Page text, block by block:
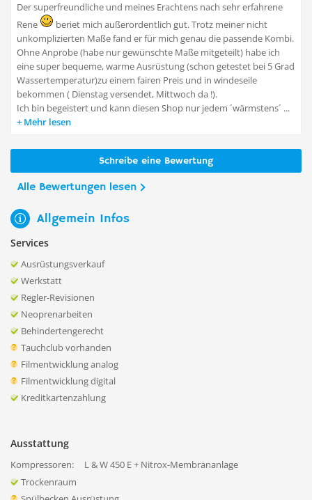
Der superfreundliche und meines Erachtens nach sehr erfahrene
Rene
beriet mich außerordentlich gut. Trotz meiner nicht
unkomplizierten Maße fand er für mich genau die passende Kombi.
Ohne Anprobe (habe nur gewünschte Maße mitgeteilt) habe ich
eine super bequeme, warme Ausrüstung (schon getestet bei 5 Grad
Wassertemperatur)zu einem fairen Preis und in windeseile
bekommen ( Dienstag versendet, Mittwoch da !).
Ich bin begeistert und kann diesen Shop nur jedem ´wärmstens´ ...
Mehr lesen
Schreibe eine Bewertung
Alle Bewertungen lesen
Allgemein Infos
Services
Ausrüstungsverkauf
Werkstatt
Regler-Revisionen
Neoprenarbeiten
Behindertengerecht
Tauchclub vorhanden
Filmentwicklung analog
Filmentwicklung digital
Kreditkartenzahlung
Ausstattung
Kompressoren:
L & W 450 E + Nitrox-Membrananlage
Trockenraum